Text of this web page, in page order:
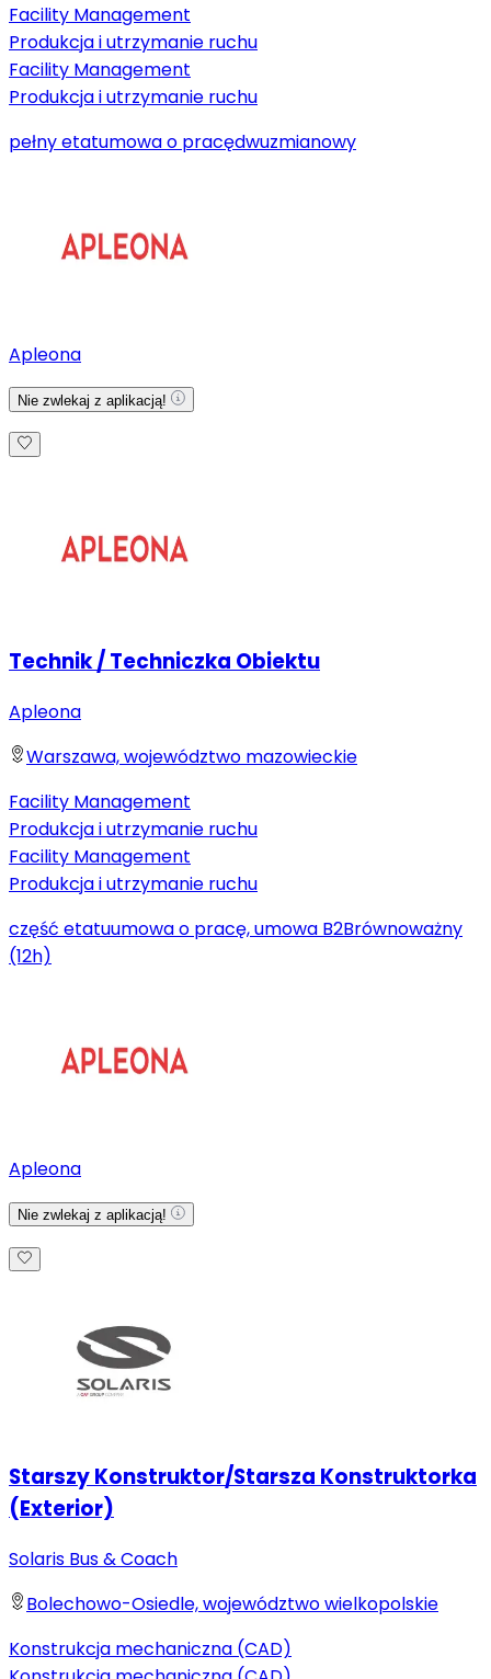
Facility Management
Produkcja i utrzymanie ruchu
Facility Management
Produkcja i utrzymanie ruchu
pełny etatumowa o pracędwuzmianowy
Apleona
Nie zwlekaj z aplikacją!
Technik / Techniczka Obiektu
Apleona
Warszawa, województwo mazowieckie
Facility Management
Produkcja i utrzymanie ruchu
Facility Management
Produkcja i utrzymanie ruchu
część etatuumowa o pracę, umowa B2Brównoważny
(12h)
Apleona
Nie zwlekaj z aplikacją!
Starszy Konstruktor/Starsza Konstruktorka
(Exterior)
Solaris Bus & Coach
Bolechowo-Osiedle, województwo wielkopolskie
Konstrukcja mechaniczna (CAD)